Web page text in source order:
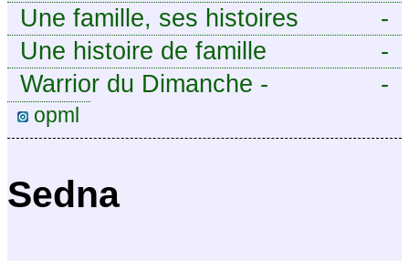
-
Une famille, ses histoires
-
Une histoire de famille
-
Warrior du Dimanche -
Publication à caractère
intermittent, approximatif et
opml
Sedna